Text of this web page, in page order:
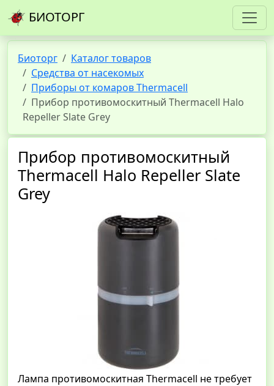
БИОТОРГ
Биоторг
Каталог товаров
Средства от насекомых
Приборы от комаров Thermacell
Прибор противомоскитный Thermacell Halo
Repeller Slate Grey
Прибор противомоскитный
Thermacell Halo Repeller Slate
Grey
Лампа противомоскитная Thermacell не требует